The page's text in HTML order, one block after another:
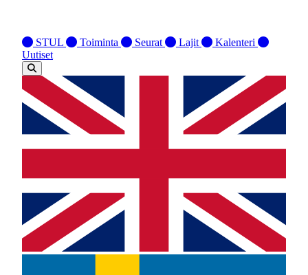
STUL Toiminta Seurat Lajit
Kalenteri
Uutiset